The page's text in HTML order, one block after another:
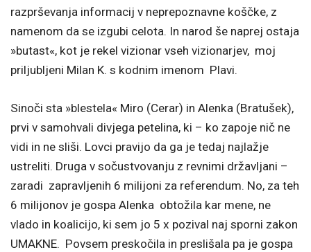
razprševanja informacij v neprepoznavne koščke, z
namenom da se izgubi celota. In narod še naprej ostaja
»butast«, kot je rekel vizionar vseh vizionarjev, moj
priljubljeni Milan K. s kodnim imenom Plavi.
Sinoči sta »blestela« Miro (Cerar) in Alenka (Bratušek),
prvi v samohvali divjega petelina, ki – ko zapoje nič ne
vidi in ne sliši. Lovci pravijo da ga je tedaj najlažje
ustreliti. Druga v sočustvovanju z revnimi državljani –
zaradi zapravljenih 6 milijoni za referendum. No, za teh
6 milijonov je gospa Alenka obtožila kar mene, ne
vlado in koalicijo, ki sem jo 5 x pozival naj sporni zakon
UMAKNE. Povsem preskočila in preslišala pa je gospa